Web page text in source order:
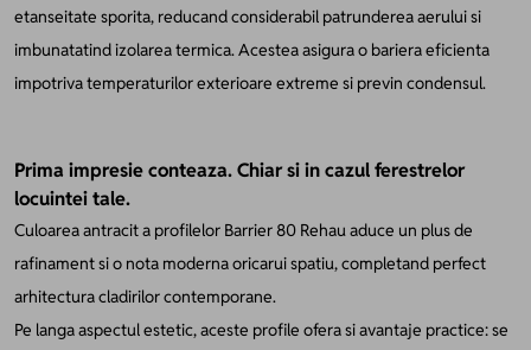
etanseitate sporita, reducand considerabil patrunderea aerului si
imbunatatind izolarea termica. Acestea asigura o bariera eficienta
impotriva temperaturilor exterioare extreme si previn condensul.
Prima impresie conteaza. Chiar si in cazul ferestrelor
locuintei tale.
Culoarea antracit a profilelor Barrier 80 Rehau aduce un plus de
rafinament si o nota moderna oricarui spatiu, completand perfect
arhitectura cladirilor contemporane.
Pe langa aspectul estetic, aceste profile ofera si avantaje practice: se